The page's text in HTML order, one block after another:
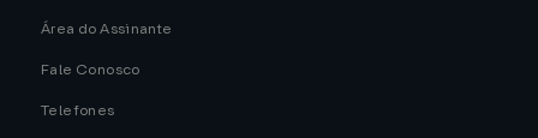
Área do Assinante
Fale Conosco
Telefones